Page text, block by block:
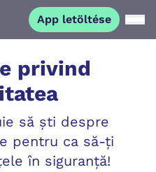
App letöltése
privind
să ști despre
pentru ca să-ți
în siguranță!